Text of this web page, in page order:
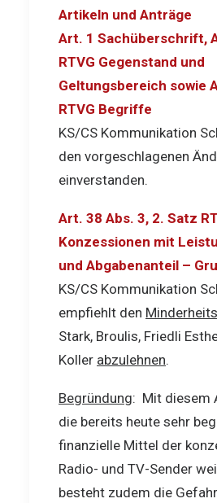
Artikeln und Anträge
Art. 1 Sachüberschrift,
RTVG Gegenstand und
Geltungsbereich sowie
RTVG Begriffe
KS/CS Kommunikation
den vorgeschlagenen
einverstanden.
Art. 38 Abs. 3, 2. Satz
Konzessionen mit
und Abgabenanteil –
KS/CS Kommunikation
empfiehlt den
Stark, Broulis, Friedli
Koller abzulehnen.
Begründung: Mit diesem
die bereits heute sehr
finanzielle Mittel der
Radio- und TV-Sender
besteht zudem die